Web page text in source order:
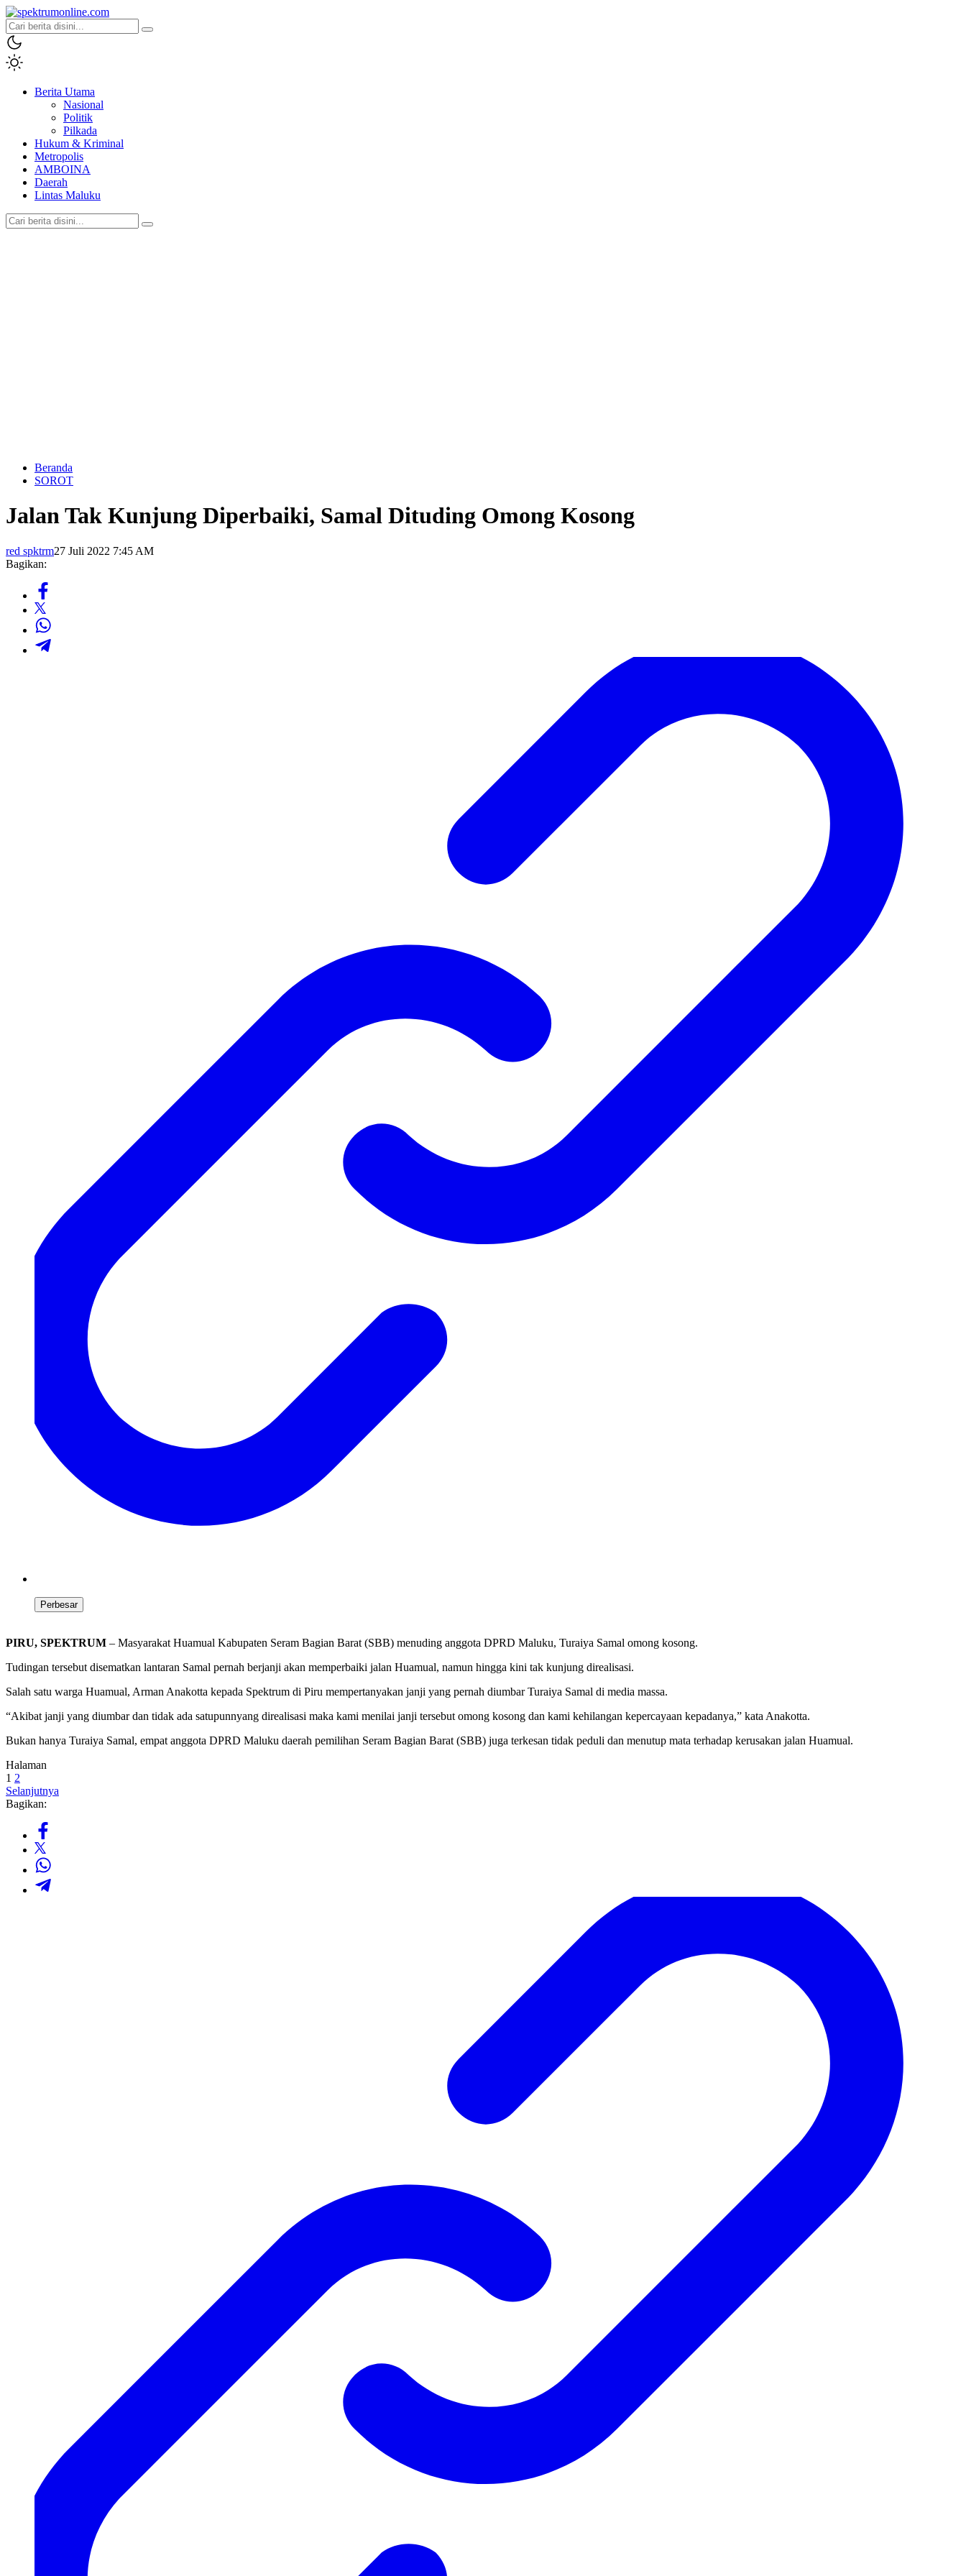
spektrumonline.com
Berita Utama
Nasional
Politik
Pilkada
Hukum & Kriminal
Metropolis
AMBOINA
Daerah
Lintas Maluku
Beranda
SOROT
Jalan Tak Kunjung Diperbaiki, Samal Dituding Omong Kosong
red spktrm27 Juli 2022 7:45 AM
Bagikan:
Perbesar
PIRU, SPEKTRUM – Masyarakat Huamual Kabupaten Seram Bagian Barat (SBB) menuding anggota DPRD Maluku, Turaiya Samal omong kosong.
Tudingan tersebut disematkan lantaran Samal pernah berjanji akan memperbaiki jalan Huamual, namun hingga kini tak kunjung direalisasi.
Salah satu warga Huamual, Arman Anakotta kepada Spektrum di Piru mempertanyakan janji yang pernah diumbar Turaiya Samal di media massa.
“Akibat janji yang diumbar dan tidak ada satupunnyang direalisasi maka kami menilai janji tersebut omong kosong dan kami kehilangan kepercayaan kepadanya,” kata Anakotta.
Bukan hanya Turaiya Samal, empat anggota DPRD Maluku daerah pemilihan Seram Bagian Barat (SBB) juga terkesan tidak peduli dan menutup mata terhadap kerusakan jalan Huamual.
Halaman
1 2
Selanjutnya
Bagikan: